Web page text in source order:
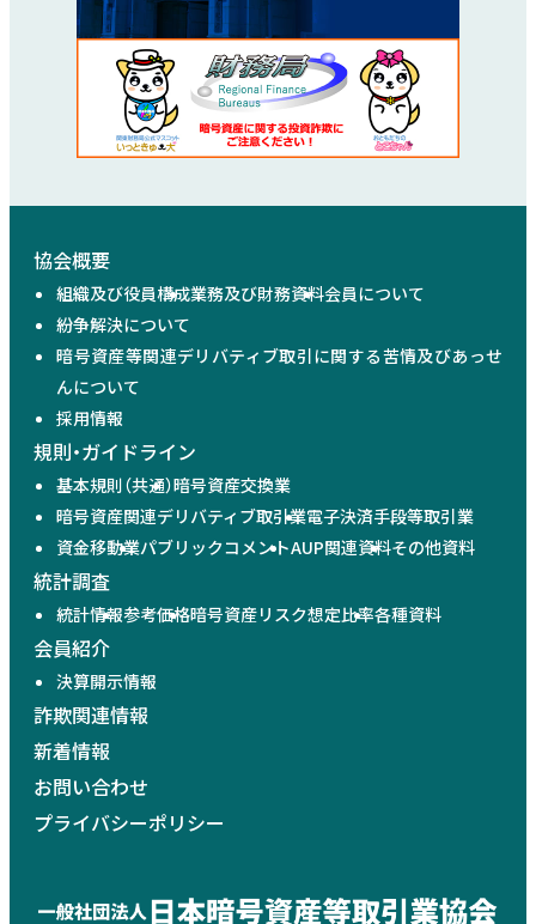
協会概要
組織及び役員構成業務及び財務資料会員について
紛争解決について
暗号資産等関連デリバティブ取引に関する苦情及びあっせ
んについて
採用情報
規則・ガイドライン
基本規則（共通）暗号資産交換業
暗号資産関連デリバティブ取引業電子決済手段等取引業
資金移動業パブリックコメントAUP関連資料その他資料
統計調査
統計情報参考価格暗号資産リスク想定比率各種資料
会員紹介
決算開示情報
詐欺関連情報
新着情報
お問い合わせ
プライバシーポリシー